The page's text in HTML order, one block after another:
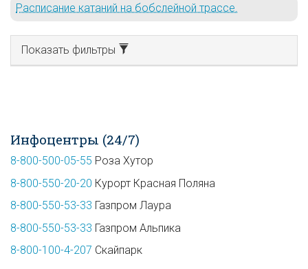
Расписание катаний на бобслейной трассе.
Показать фильтры
Инфоцентры (24/7)
8-800-500-05-55 Роза Хутор
8-800-550-20-20 Курорт Красная Поляна
8-800-550-53-33 Газпром Лаура
8-800-550-53-33 Газпром Альпика
8-800-100-4-207 Скайпарк